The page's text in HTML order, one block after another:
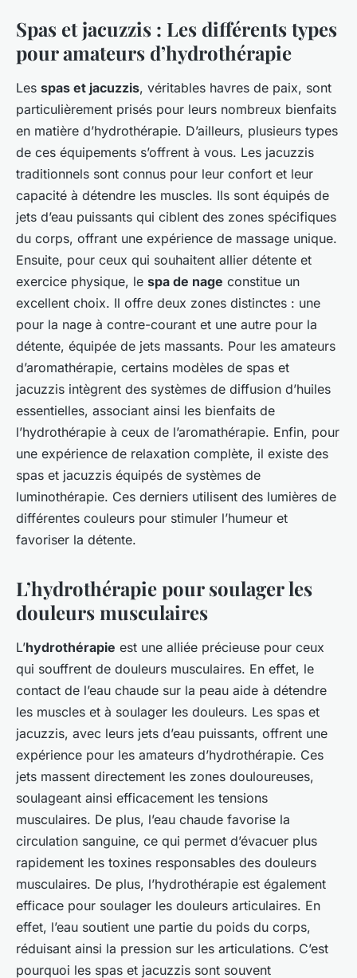
Spas et jacuzzis : Les différents types
pour amateurs d’hydrothérapie
Les spas et jacuzzis, véritables havres de paix, sont
particulièrement prisés pour leurs nombreux bienfaits
en matière d’hydrothérapie. D’ailleurs, plusieurs types
de ces équipements s’offrent à vous. Les jacuzzis
traditionnels sont connus pour leur confort et leur
capacité à détendre les muscles. Ils sont équipés de
jets d’eau puissants qui ciblent des zones spécifiques
du corps, offrant une expérience de massage unique.
Ensuite, pour ceux qui souhaitent allier détente et
exercice physique, le spa de nage constitue un
excellent choix. Il offre deux zones distinctes : une
pour la nage à contre-courant et une autre pour la
détente, équipée de jets massants. Pour les amateurs
d’aromathérapie, certains modèles de spas et
jacuzzis intègrent des systèmes de diffusion d’huiles
essentielles, associant ainsi les bienfaits de
l’hydrothérapie à ceux de l’aromathérapie. Enfin, pour
une expérience de relaxation complète, il existe des
spas et jacuzzis équipés de systèmes de
luminothérapie. Ces derniers utilisent des lumières de
différentes couleurs pour stimuler l’humeur et
favoriser la détente.
L’hydrothérapie pour soulager les
douleurs musculaires
L’hydrothérapie est une alliée précieuse pour ceux
qui souffrent de douleurs musculaires. En effet, le
contact de l’eau chaude sur la peau aide à détendre
les muscles et à soulager les douleurs. Les spas et
jacuzzis, avec leurs jets d’eau puissants, offrent une
expérience pour les amateurs d’hydrothérapie. Ces
jets massent directement les zones douloureuses,
soulageant ainsi efficacement les tensions
musculaires. De plus, l’eau chaude favorise la
circulation sanguine, ce qui permet d’évacuer plus
rapidement les toxines responsables des douleurs
musculaires. De plus, l’hydrothérapie est également
efficace pour soulager les douleurs articulaires. En
effet, l’eau soutient une partie du poids du corps,
réduisant ainsi la pression sur les articulations. C’est
pourquoi les spas et jacuzzis sont souvent